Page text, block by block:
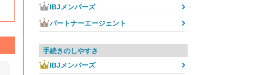
IBJメンバーズ
パートナーエージェント
手続きのしやすさ
IBJメンバーズ